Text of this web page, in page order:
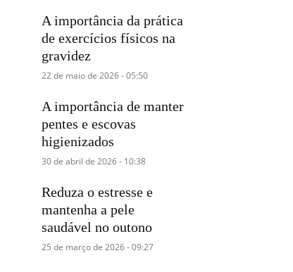
A importância da prática
de exercícios físicos na
gravidez
22 de maio de 2026 - 05:50
A importância de manter
pentes e escovas
higienizados
30 de abril de 2026 - 10:38
Reduza o estresse e
mantenha a pele
saudável no outono
25 de março de 2026 - 09:27